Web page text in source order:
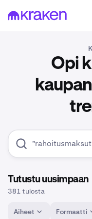
Opi
Tutustu uusimpaan
381 tulosta
Aiheet Formaatti